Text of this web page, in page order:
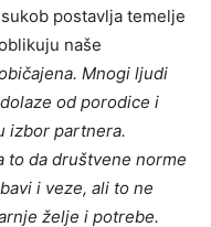
postavlja temelje
naše
Mnogi ljudi
od porodice i
izbor partnera.
to da društvene norme
i veze, ali to ne
želje i potrebe.